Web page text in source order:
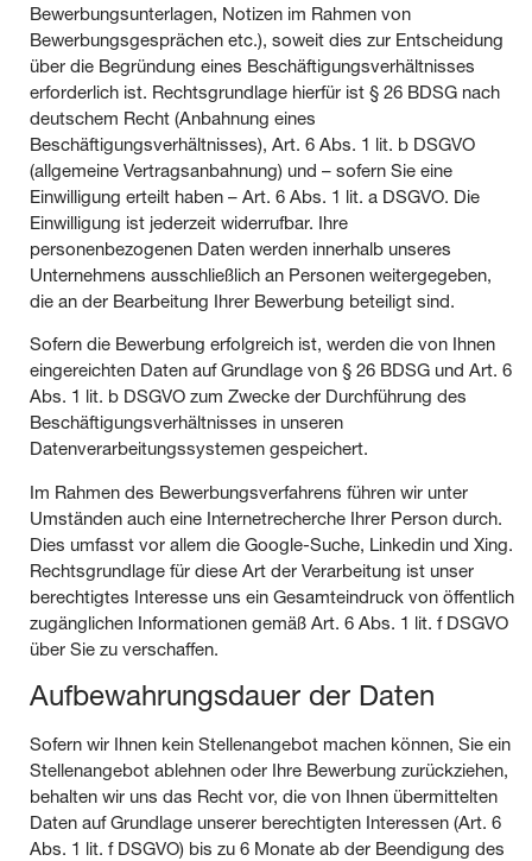
Bewerbungsunterlagen, Notizen im Rahmen von
Bewerbungsgesprächen etc.), soweit dies zur Entscheidung
über die Begründung eines Beschäftigungsverhältnisses
erforderlich ist. Rechtsgrundlage hierfür ist § 26 BDSG nach
deutschem Recht (Anbahnung eines
Beschäftigungsverhältnisses), Art. 6 Abs. 1 lit. b DSGVO
(allgemeine Vertragsanbahnung) und – sofern Sie eine
Einwilligung erteilt haben – Art. 6 Abs. 1 lit. a DSGVO. Die
Einwilligung ist jederzeit widerrufbar. Ihre
personenbezogenen Daten werden innerhalb unseres
Unternehmens ausschließlich an Personen weitergegeben,
die an der Bearbeitung Ihrer Bewerbung beteiligt sind.
Sofern die Bewerbung erfolgreich ist, werden die von Ihnen
eingereichten Daten auf Grundlage von § 26 BDSG und Art. 6
Abs. 1 lit. b DSGVO zum Zwecke der Durchführung des
Beschäftigungsverhältnisses in unseren
Datenverarbeitungssystemen gespeichert.
Im Rahmen des Bewerbungsverfahrens führen wir unter
Umständen auch eine Internetrecherche Ihrer Person durch.
Dies umfasst vor allem die Google-Suche, Linkedin und Xing.
Rechtsgrundlage für diese Art der Verarbeitung ist unser
berechtigtes Interesse uns ein Gesamteindruck von öffentlich
zugänglichen Informationen gemäß Art. 6 Abs. 1 lit. f DSGVO
über Sie zu verschaffen.
Aufbewahrungsdauer der Daten
Sofern wir Ihnen kein Stellenangebot machen können, Sie ein
Stellenangebot ablehnen oder Ihre Bewerbung zurückziehen,
behalten wir uns das Recht vor, die von Ihnen übermittelten
Daten auf Grundlage unserer berechtigten Interessen (Art. 6
Abs. 1 lit. f DSGVO) bis zu 6 Monate ab der Beendigung des